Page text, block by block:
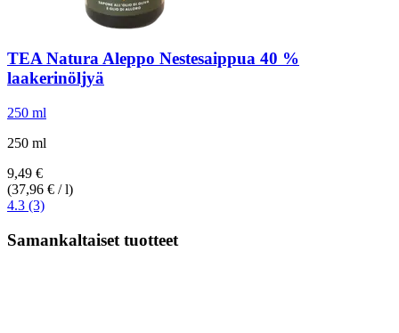
TEA NaturaAleppo Nestesaippua 40 %
laakerinöljyä
250 ml
250 ml
9,49 €
(37,96 € / l)
4.3 (3)
Samankaltaiset tuotteet